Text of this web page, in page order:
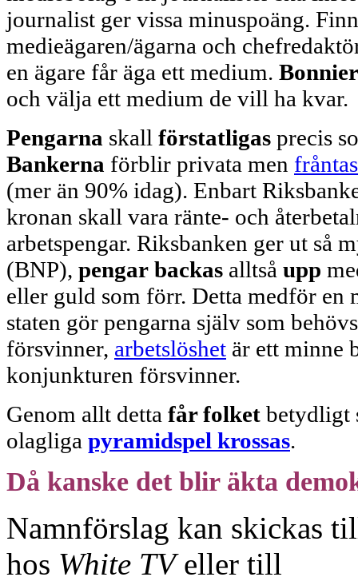
journalist ger vissa minuspoäng.
medieägaren/ägarna och
en ägare får äga ett medium. Bonnier
och välja ett medium de vill ha kvar.
Pengarna skall förstatligas precis
Bankerna förblir privata men
(mer än 90% idag). Enbart
kronan skall vara ränte- och
arbetspengar. Riksbanken ger ut så
(BNP), pengar backas alltså upp
eller guld som förr. Detta medför en
staten gör pengarna själv som
försvinner, arbetslöshet är ett minne
konjunkturen försvinner.
Genom allt detta får folket betydligt
olagliga pyramidspel krossas.
Då kanske det blir äkta
Namnförslag kan skickas
hos White TVeller till